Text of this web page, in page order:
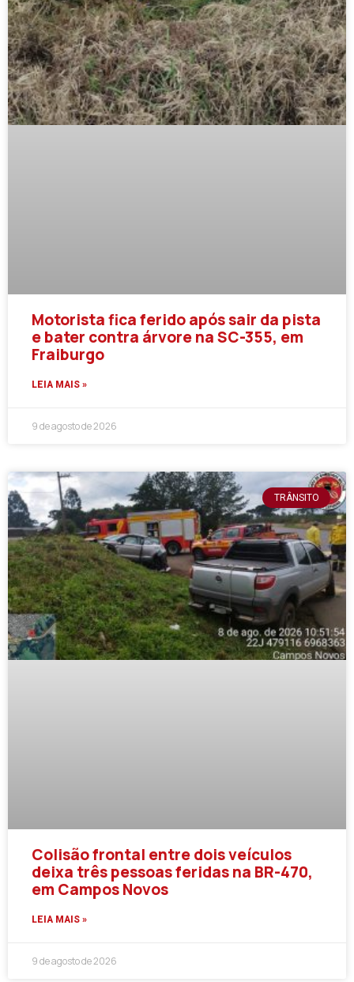
Motorista fica ferido após sair da pista
e bater contra árvore na SC-355, em
Fraiburgo
LEIA MAIS »
9 de agosto de 2026
TRÂNSITO
Colisão frontal entre dois veículos
deixa três pessoas feridas na BR-470,
em Campos Novos
LEIA MAIS »
9 de agosto de 2026